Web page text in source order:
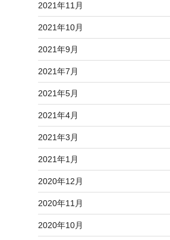
2021年11月
2021年10月
2021年9月
2021年7月
2021年5月
2021年4月
2021年3月
2021年1月
2020年12月
2020年11月
2020年10月